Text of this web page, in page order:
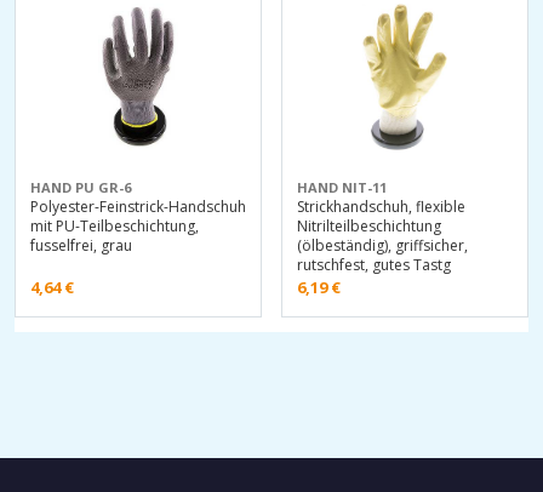
HAND PU GR-6
Polyester-Feinstrick-Handschuh
mit PU-Teilbeschichtung,
fusselfrei, grau
4,64€
HAND NIT-11
Strickhandschuh, flexible
Nitrilteilbeschichtung
(ölbeständig), griffsicher,
rutschfest, gutes Tastg
6,19€